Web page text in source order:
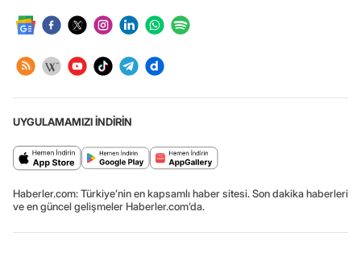
UYGULAMAMIZI İNDİRİN
Haberler.com: Türkiye’nin en kapsamlı haber sitesi. Son dakika haberleri
ve en güncel gelişmeler Haberler.com’da.